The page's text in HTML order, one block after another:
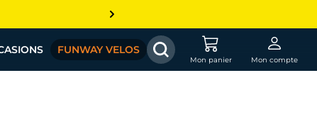
FUNWAY VELOS
Mon panier Mon compte